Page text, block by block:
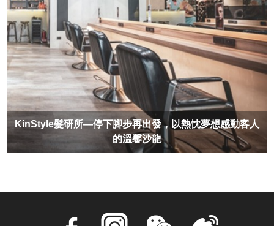
KinStyle髮研所—停下腳步再出發，以熱忱夢想感動客人
的溫馨沙龍